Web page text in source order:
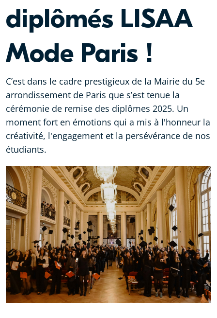
diplômés LISAA
Mode Paris !
C’est dans le cadre prestigieux de la Mairie du 5e
arrondissement de Paris que s’est tenue la
cérémonie de remise des diplômes 2025. Un
moment fort en émotions qui a mis à l'honneur la
créativité, l'engagement et la persévérance de nos
étudiants.